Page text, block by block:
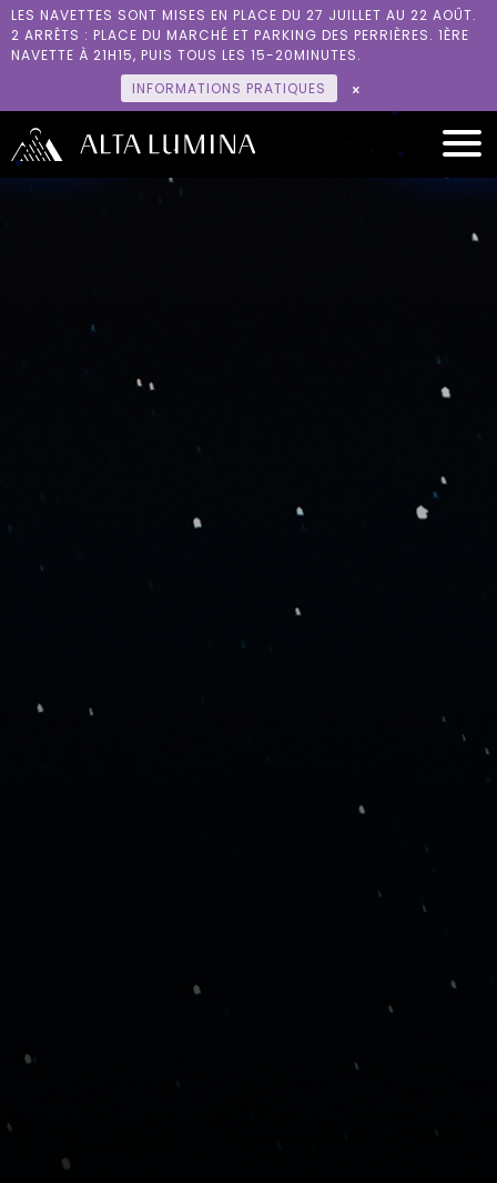
LES NAVETTES SONT MISES EN PLACE DU 27 JUILLET AU 22 AOÛT.
2 ARRÊTS : PLACE DU MARCHÉ ET PARKING DES PERRIÈRES. 1ÈRE
NAVETTE À 21H15, PUIS TOUS LES 15-20MINUTES.
INFORMATIONS PRATIQUES
RÉSERVER
L’HISTOIRE
ENVIRONNEMENT
GROUPES